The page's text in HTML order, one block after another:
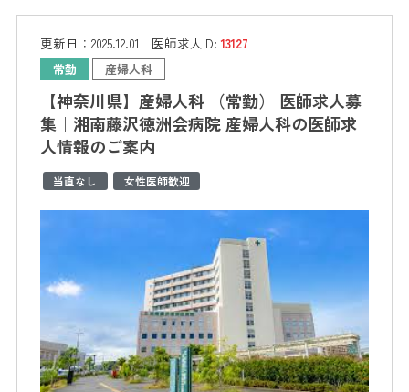
更新日： 2025.12.01 医師求人ID:13127
常勤 産婦人科
【神奈川県】産婦人科 （常勤） 医師求人募
集｜湘南藤沢徳洲会病院 産婦人科の医師求
人情報のご案内
当直なし 女性医師歓迎